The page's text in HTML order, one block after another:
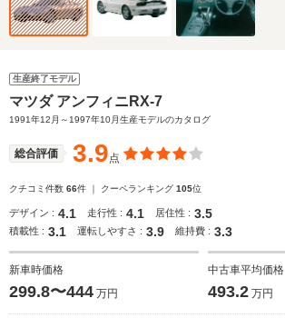
生産終了モデル
マツダ アンフィニRX-7
1991年12月～1997年10月生産モデルのカタログ
総合評価 3.9点
クチコミ件数 66件 ｜ クーペランキング 105位
デザイン : 4.1 走行性 : 4.1 居住性 : 3.5
積載性 : 3.1 運転しやすさ : 3.9 維持費 : 3.3
新車時価格
299.8〜444 万円
中古車平均価格
493.2 万円